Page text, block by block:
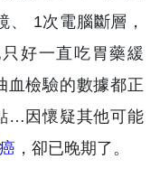
、 1次電腦斷層，
好一直吃胃藥緩
血檢驗的數據都正
…因懷疑其他可能
，卻已晚期了。